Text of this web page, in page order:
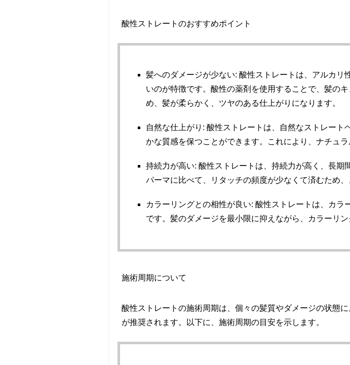
酸性ストレートのおすすめポイント
髪へのダメージが少ない: 酸性ストレートは、アルカ
いのが特徴です。酸性の薬剤を使用することで、髪の
め、髪が柔らかく、ツヤのある仕上がりになります。
自然な仕上がり: 酸性ストレートは、自然なストレー
かな質感を保つことができます。これにより、ナチュ
持続力が高い: 酸性ストレートは、持続力が高く、長期
パーマに比べて、リタッチの頻度が少なくて済むため、
カラーリングとの相性が良い: 酸性ストレートは、カ
です。髪のダメージを最小限に抑えながら、カラーリン
施術周期について
酸性ストレートの施術周期は、個々の髪質やダメージの状態
が推奨されます。以下に、施術周期の目安を示します。